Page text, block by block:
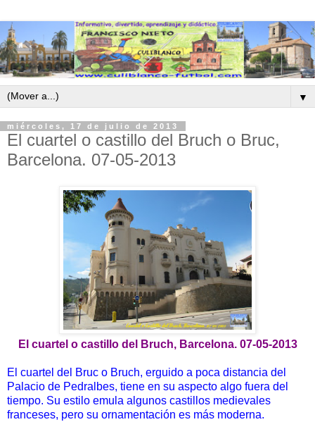
▼
miércoles, 17 de julio de 2013
El cuartel o castillo del Bruch o Bruc,
Barcelona. 07-05-2013
El cuartel o castillo del Bruch, Barcelona. 07-05-2013
El cuartel del Bruc o Bruch, erguido a poca distancia del
Palacio de Pedralbes, tiene en su aspecto algo fuera del
tiempo. Su estilo emula algunos castillos medievales
franceses, pero su ornamentación es más moderna.